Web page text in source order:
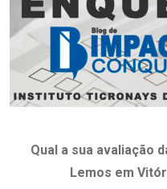
Qual a sua avaliação
Lemos em